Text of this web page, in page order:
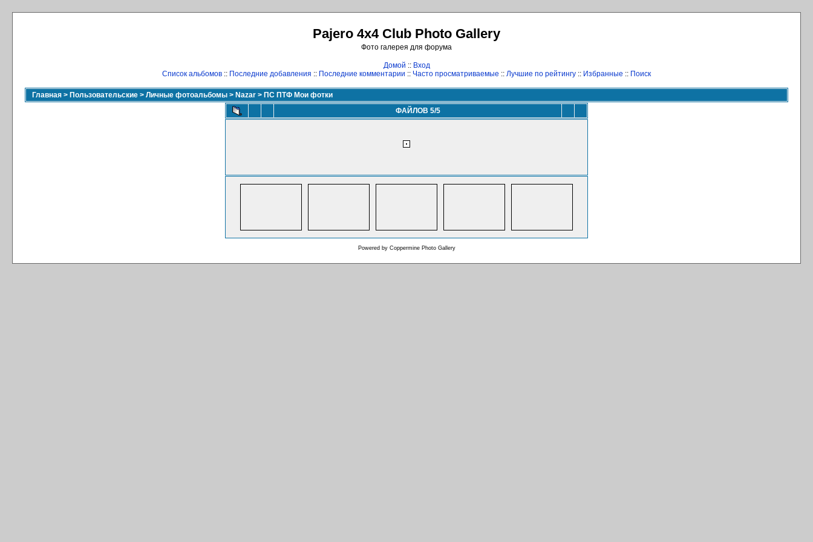
Pajero 4x4 Club Photo Gallery
Фото галерея для форума
Домой :: Вход
Список альбомов :: Последние добавления :: Последние комментарии :: Часто просматриваемые :: Лучшие по рейтингу :: Избранные :: Поиск
Главная > Пользовательские > Личные фотоальбомы > Nazar > ПС ПТФ Мои фотки
ФАЙЛОВ 5/5
Powered by Coppermine Photo Gallery